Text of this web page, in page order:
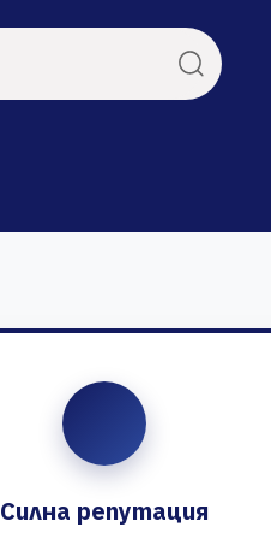
Силна репутация